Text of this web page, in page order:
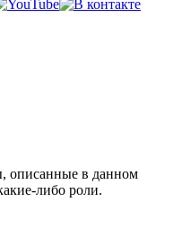
описанные в данном
либо роли.